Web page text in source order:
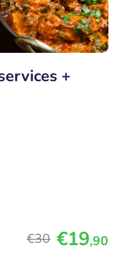
+
€30 €19,90